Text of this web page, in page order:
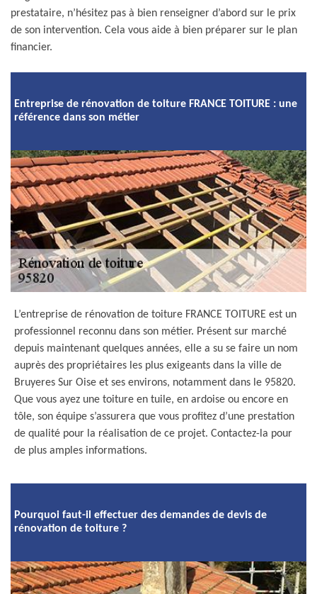
prestataire, n’hésitez pas à bien renseigner d’abord sur le prix
de son intervention. Cela vous aide à bien préparer sur le plan
financier.
Entreprise de rénovation de toiture FRANCE TOITURE : une
référence dans son métier
L’entreprise de rénovation de toiture FRANCE TOITURE est un
professionnel reconnu dans son métier. Présent sur marché
depuis maintenant quelques années, elle a su se faire un nom
auprès des propriétaires les plus exigeants dans la ville de
Bruyeres Sur Oise et ses environs, notamment dans le 95820.
Que vous ayez une toiture en tuile, en ardoise ou encore en
tôle, son équipe s’assurera que vous profitez d’une prestation
de qualité pour la réalisation de ce projet. Contactez-la pour
de plus amples informations.
Pourquoi faut-il effectuer des demandes de devis de
rénovation de toiture ?